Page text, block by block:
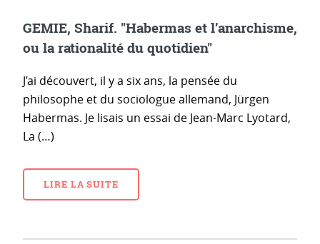
GEMIE, Sharif. "Habermas et l’anarchisme,
ou la rationalité du quotidien"
J’ai découvert, il y a six ans, la pensée du
philosophe et du sociologue allemand, Jürgen
Habermas. Je lisais un essai de Jean-Marc Lyotard,
La (…)
LIRE LA SUITE